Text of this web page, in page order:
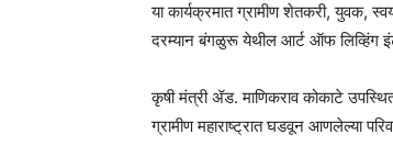
या कार्यक्रमात ग्रामीण शेतकरी, युवक,
दरम्यान बंगळुरू येथील आर्ट ऑफ लिव्हिंग
कृषी मंत्री ॲड. माणिकराव कोकाटे
ग्रामीण महाराष्ट्रात घडवून आणलेल्या